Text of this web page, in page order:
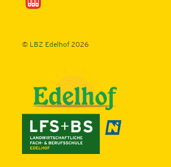
© LBZ Edelhof2026